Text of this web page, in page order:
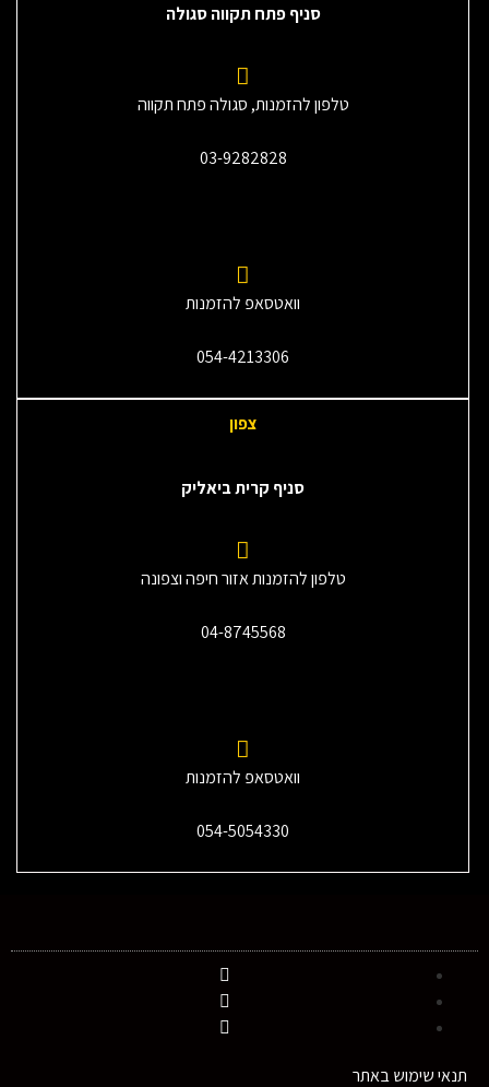
סניף פתח תקווה סגולה
טלפון להזמנות, סגולה פתח תקווה
03-9282828
וואטסאפ להזמנות
054-4213306
צפון
סניף קרית ביאליק
טלפון להזמנות אזור חיפה וצפונה
04-8745568
וואטסאפ להזמנות
054-5054330
תנאי שימוש באתר